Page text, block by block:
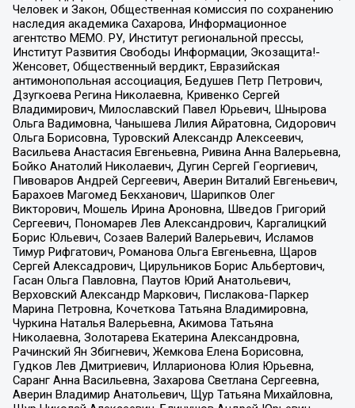
Человек и Закон, Общественная комиссия по сохранению
наследия академика Сахарова, Информационное
агентство МЕМО. РУ, Институт региональной прессы,
Институт Развития Свободы Информации, Экозащита!-
Женсовет, Общественный вердикт, Евразийская
антимонопольная ассоциация, Бедушев Петр Петрович,
Дзугкоева Регина Николаевна, Кривенко Сергей
Владимирович, Милославский Павел Юрьевич, Шнырова
Ольга Вадимовна, Чанышева Лилия Айратовна, Сидорович
Ольга Борисовна, Туровский Александр Алексеевич,
Васильева Анастасия Евгеньевна, Ривина Анна Валерьевна,
Бойко Анатолий Николаевич, Дугин Сергей Георгиевич,
Пивоваров Андрей Сергеевич, Аверин Виталий Евгеньевич,
Барахоев Магомед Бекханович, Шарипков Олег
Викторович, Мошель Ирина Ароновна, Шведов Григорий
Сергеевич, Пономарев Лев Александрович, Каргалицкий
Борис Юльевич, Созаев Валерий Валерьевич, Исламов
Тимур Рифгатович, Романова Ольга Евгеньевна, Щаров
Сергей Алексадрович, Цирульников Борис Альбертович,
Гасан Ольга Павловна, Паутов Юрий Анатольевич,
Верховский Александр Маркович, Пислакова-Паркер
Марина Петровна, Кочеткова Татьяна Владимировна,
Чуркина Наталья Валерьевна, Акимова Татьяна
Николаевна, Золотарева Екатерина Александровна,
Рачинский Ян Збигневич, Жемкова Елена Борисовна,
Гудков Лев Дмитриевич, Илларионова Юлия Юрьевна,
Саранг Анна Васильевна, Захарова Светлана Сергеевна,
Аверин Владимир Анатольевич, Щур Татьяна Михайловна,